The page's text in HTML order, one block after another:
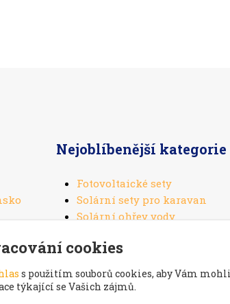
Nejoblíbenější kategorie
Fotovoltaické sety
Solární sety pro karavan
Solární ohřev vody
Solární regulátory
cookies
s použitím souborů cookies, aby Vám
týkající se Vašich zájmů.